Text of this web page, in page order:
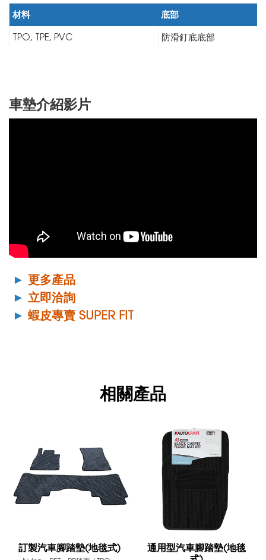
材料 底部
TPO, TPE, PVC 防滑釘底底部
車墊介紹影片
► 更多產品
► 立即洽詢
► 蝦皮專賣 SUPER FIT
相關產品
訂製汽車腳踏墊(地毯式)
通用型汽車腳踏墊(地毯